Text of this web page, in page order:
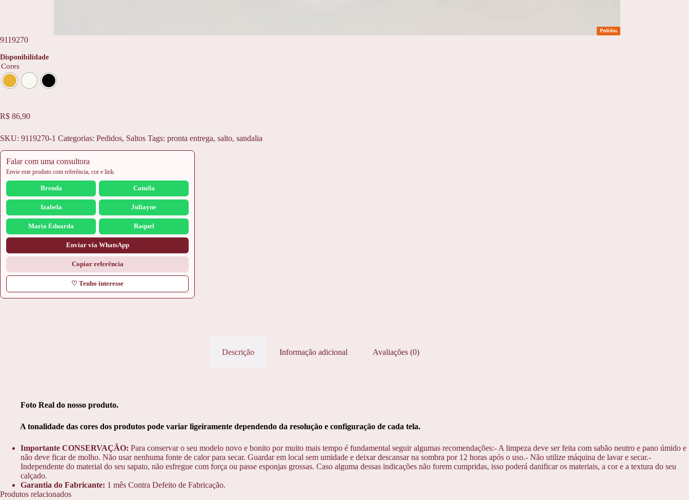
Pedidos
9119270
Disponibilidade
Cores
R$ 86,90
SKU: 9119270-1 Categorias: Pedidos, Saltos Tags: pronta entrega, salto, sandalia
Falar com uma consultora
Envie este produto com referência, cor e link.
Brenda Camila
Izabela Juliayne
Maria Eduarda Raquel
Enviar via WhatsApp
Copiar referência
♡ Tenho interesse
Descrição Informação adicional Avaliações (0)
Foto Real do nosso produto.
A tonalidade das cores dos produtos pode variar ligeiramente dependendo da resolução e configuração de cada tela.
Importante CONSERVAÇÃO: Para conservar o seu modelo novo e bonito por muito mais tempo é fundamental seguir algumas recomendações:- A limpeza deve ser feita com sabão neutro e pano úmido e
não deve ficar de molho. Não usar nenhuma fonte de calor para secar. Guardar em local sem umidade e deixar descansar na sombra por 12 horas após o uso.- Não utilize máquina de lavar e secar.-
Independente do material do seu sapato, não esfregue com força ou passe esponjas grossas. Caso alguma dessas indicações não forem cumpridas, isso poderá danificar os materiais, a cor e a textura do seu
calçado.
Garantia do Fabricante: 1 mês Contra Defeito de Fabricação.
Produtos relacionados